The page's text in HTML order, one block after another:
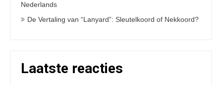
Nederlands
De Vertaling van “Lanyard”: Sleutelkoord of Nekkoord?
Laatste reacties